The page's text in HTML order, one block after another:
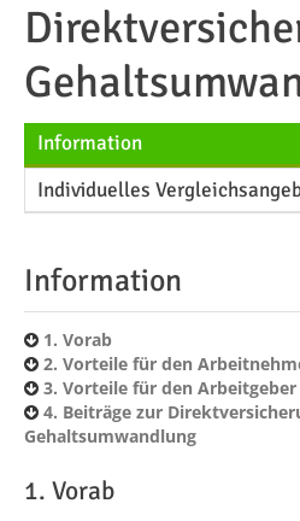
Information
Individuelles
Information
1. Vorab
2. Vorteile für den
3. Vorteile für den Arbeitgeber
4. Beiträge zur
Gehaltsumwandlung
1. Vorab